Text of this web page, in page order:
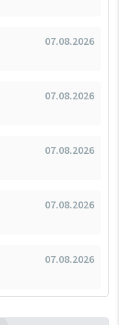
07.08.2026
07.08.2026
07.08.2026
07.08.2026
07.08.2026